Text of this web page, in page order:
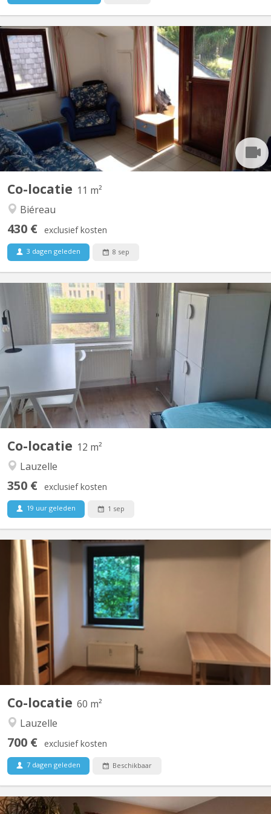
Co-locatie 11 m²
Biéreau
430 € exclusief kosten
3 dagen geleden 8 sep
KV 1617
Vidéo disponible ici ! Agréable maison communautaire de 6
étudiant(e)s, située à Vieusart, juste en périphérie de Louvain-la-
Neuve Domiciliation possible. Non-fumeur. Wifi gratuit. Quartier
vert et calme : 32 rue de Mèves, 1325 Corroy-le-Grand. A
partager : cuisine équipée (4 taques...
Co-locatie 12 m²
Lauzelle
350 € exclusief kosten
19 uur geleden 1 sep
KV 1465
familiale à Lauzelle (Louvain-la-Neuve) Nous proposons une
chambre meublée à louer dans une maison familiale située dans
le quartier résidentiel de Lauzelle, à Louvain-la-Neuve. La maison
est partagée avec la propriétaire, un étudiant en Erasmus à
UCLouvain et un élève en retho au LMV. 🔹...
Co-locatie 60 m²
Lauzelle
700 € exclusief kosten
7 dagen geleden Beschikbaar
KV 957
Location du 1/8/26 au 31/7/27 Chambre meublée 11m2 dans
appartement 60m2 disposant de cuisine équipée, salon, coin
repas, salle de bain(Bain & douche), machine à laver, armoire de
rangement hall d'entrée, balcon, cave. L'appartement possède 2
chambres, l'autre étant occupée par la fille du...